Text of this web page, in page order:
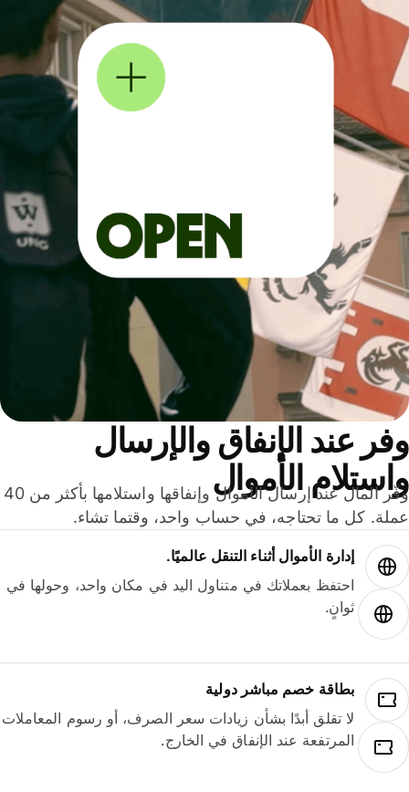
عند الإنفاق والإرسال
الأموال
وفّر المال عند إرسال الأموال وإنفاقها واستلامها بأكثر من 40
كل ما تحتاجه، في حساب واحد، وقتما تشاء.
إدارة الأموال أثناء التنقل عالميًا.
احتفظ بعملاتك في متناول اليد في مكان واحد، وحولها في
ثوانٍ.
بطاقة خصم مباشر دولية
لا تقلق أبدًا بشأن زيادات سعر الصرف، أو رسوم المعاملات
المرتفعة عند الإنفاق في الخارج.